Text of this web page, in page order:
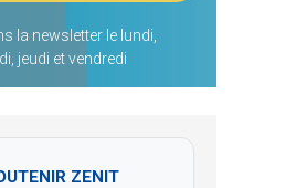
la newsletter le lundi,
jeudi et vendredi
ZENIT